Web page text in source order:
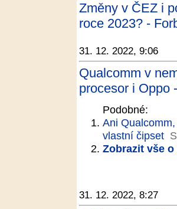
Změny v ČEZ i
roce 2023? -
31. 12. 2022, 9:06
Qualcomm v
procesor i Oppo
Podobné:
Ani
vlastní čipset
Zobrazit vše
31. 12. 2022, 8:27